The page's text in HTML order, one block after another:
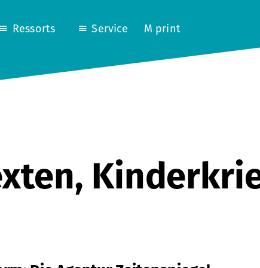
Ressorts Service M print